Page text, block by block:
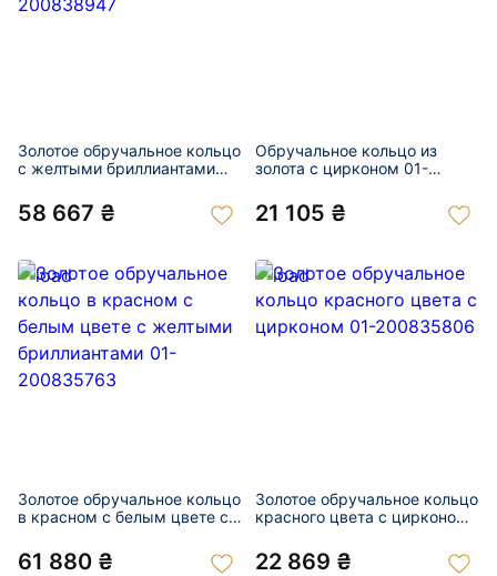
Золотое обручальное кольцо
с желтыми бриллиантами
58 667 ₴
Обручальное кольцо из
золота с цирконом 01-
21 105 ₴
Золотое обручальное кольцо
в красном с белым цвете с
200835763
61 880 ₴
Золотое обручальное кольцо
красного цвета с цирконом
22 869 ₴